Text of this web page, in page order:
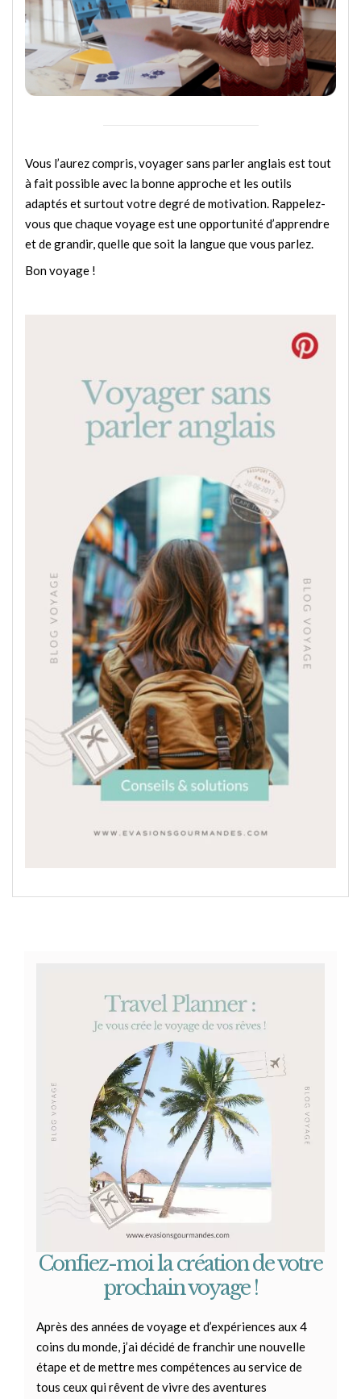
Vous l’aurez compris, voyager sans parler anglais est tout
à fait possible avec la bonne approche et les outils
adaptés et surtout votre degré de motivation. Rappelez-
vous que chaque voyage est une opportunité d’apprendre
et de grandir, quelle que soit la langue que vous parlez.
Bon voyage !
Confiez-moi la création de votre
prochain voyage !
Après des années de voyage et d’expériences aux 4
coins du monde, j’ai décidé de franchir une nouvelle
étape et de mettre mes compétences au service de
tous ceux qui rêvent de vivre des aventures